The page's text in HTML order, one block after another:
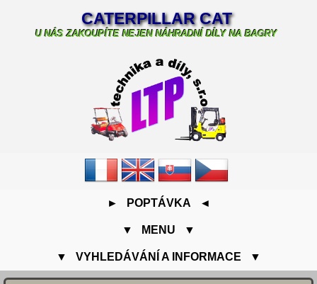
CATERPILLAR CAT
U NÁS ZAKOUPÍTE NEJEN NÁHRADNÍ DÍLY NA BAGRY
► POPTÁVKA ◄
▼ MENU ▼
▼ VYHLEDÁVÁNÍ A INFORMACE ▼